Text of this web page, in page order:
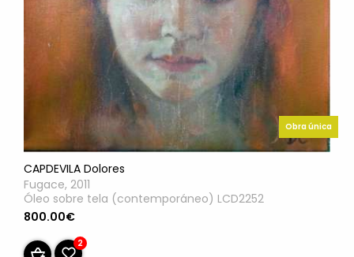
Obra única
CAPDEVILA Dolores
Fugace, 2011
Óleo sobre tela (contemporáneo) LCD2252
800.00€
2